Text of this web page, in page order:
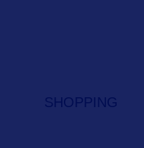
SHOPPING